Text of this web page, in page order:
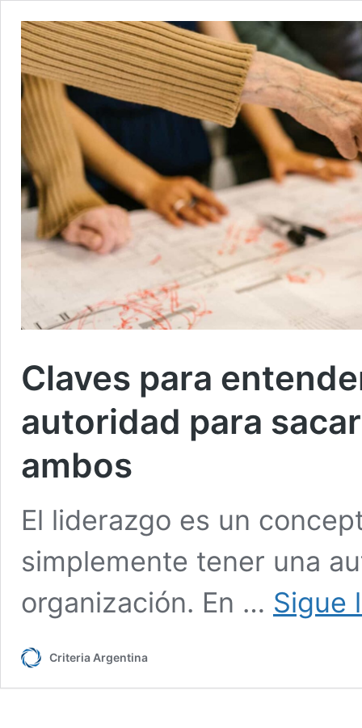
Claves para
autoridad para
ambos
El liderazgo es un
simplemente tener una
organización. En … Sigue
Criteria Argentina